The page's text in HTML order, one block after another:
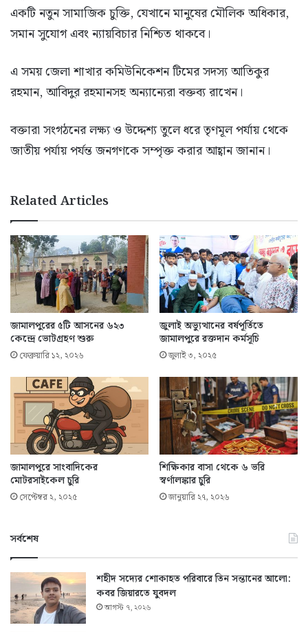
একটি নতুন সামাজিক চুক্তি, যেখানে মানুষের মৌলিক অধিকার,
সমান সুযোগ এবং ন্যায়বিচার নিশ্চিত থাকবে।
এ সময় জেলা শাখার কমিউনিকেশন টিমের সদস্য আতিকুর
রহমান, আবিদুর রহমানসহ অন্যান্যেরা বক্তব্য রাখেন।
বক্তারা সংগঠনের লক্ষ্য ও উদ্দেশ্য তুলে ধরে তৃণমূল পর্যায় থেকে
জাতীয় পর্যায় পর্যন্ত জনগণকে সম্পৃক্ত করার আহ্বান জানান।
Related Articles
জামালপুরের ৫টি আসনের ৬২৩
কেন্দ্রে ভোটগ্রহণ শুরু
ফেব্রুয়ারি ১২, ২০২৬
জুলাই অভ্যুত্থানের বর্ষপূর্তিতে
জামালপুরে রক্তদান কর্মসূচি
জুলাই ৩, ২০২৫
জামালপুরে সাংবাদিকের
মোটরসাইকেল চুরি
সেপ্টেম্বর ২, ২০২৫
শিক্ষিকার বাসা থেকে ৬ ভরি
স্বর্ণালঙ্কার চুরি
জানুয়ারি ২৭, ২০২৬
সর্বশেষ
শহীদ সদ্যের শোকাহত পরিবারে তিন সন্তানের আলো:
কবর জিয়ারতে যুবদল
আগস্ট ৭, ২০২৬